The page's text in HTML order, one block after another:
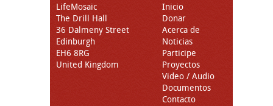
LifeMosaic
The Drill Hall
36 Dalmeny Street
Edinburgh
EH6 8RG
United Kingdom
Inicio
Donar
Acerca de
Noticias
Participe
Proyectos
Video / Audio
Documentos
Contacto